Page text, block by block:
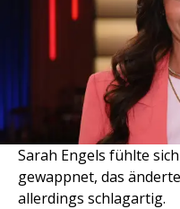
Sarah Engels fühlte
gewappnet, das
allerdings schlagartig.